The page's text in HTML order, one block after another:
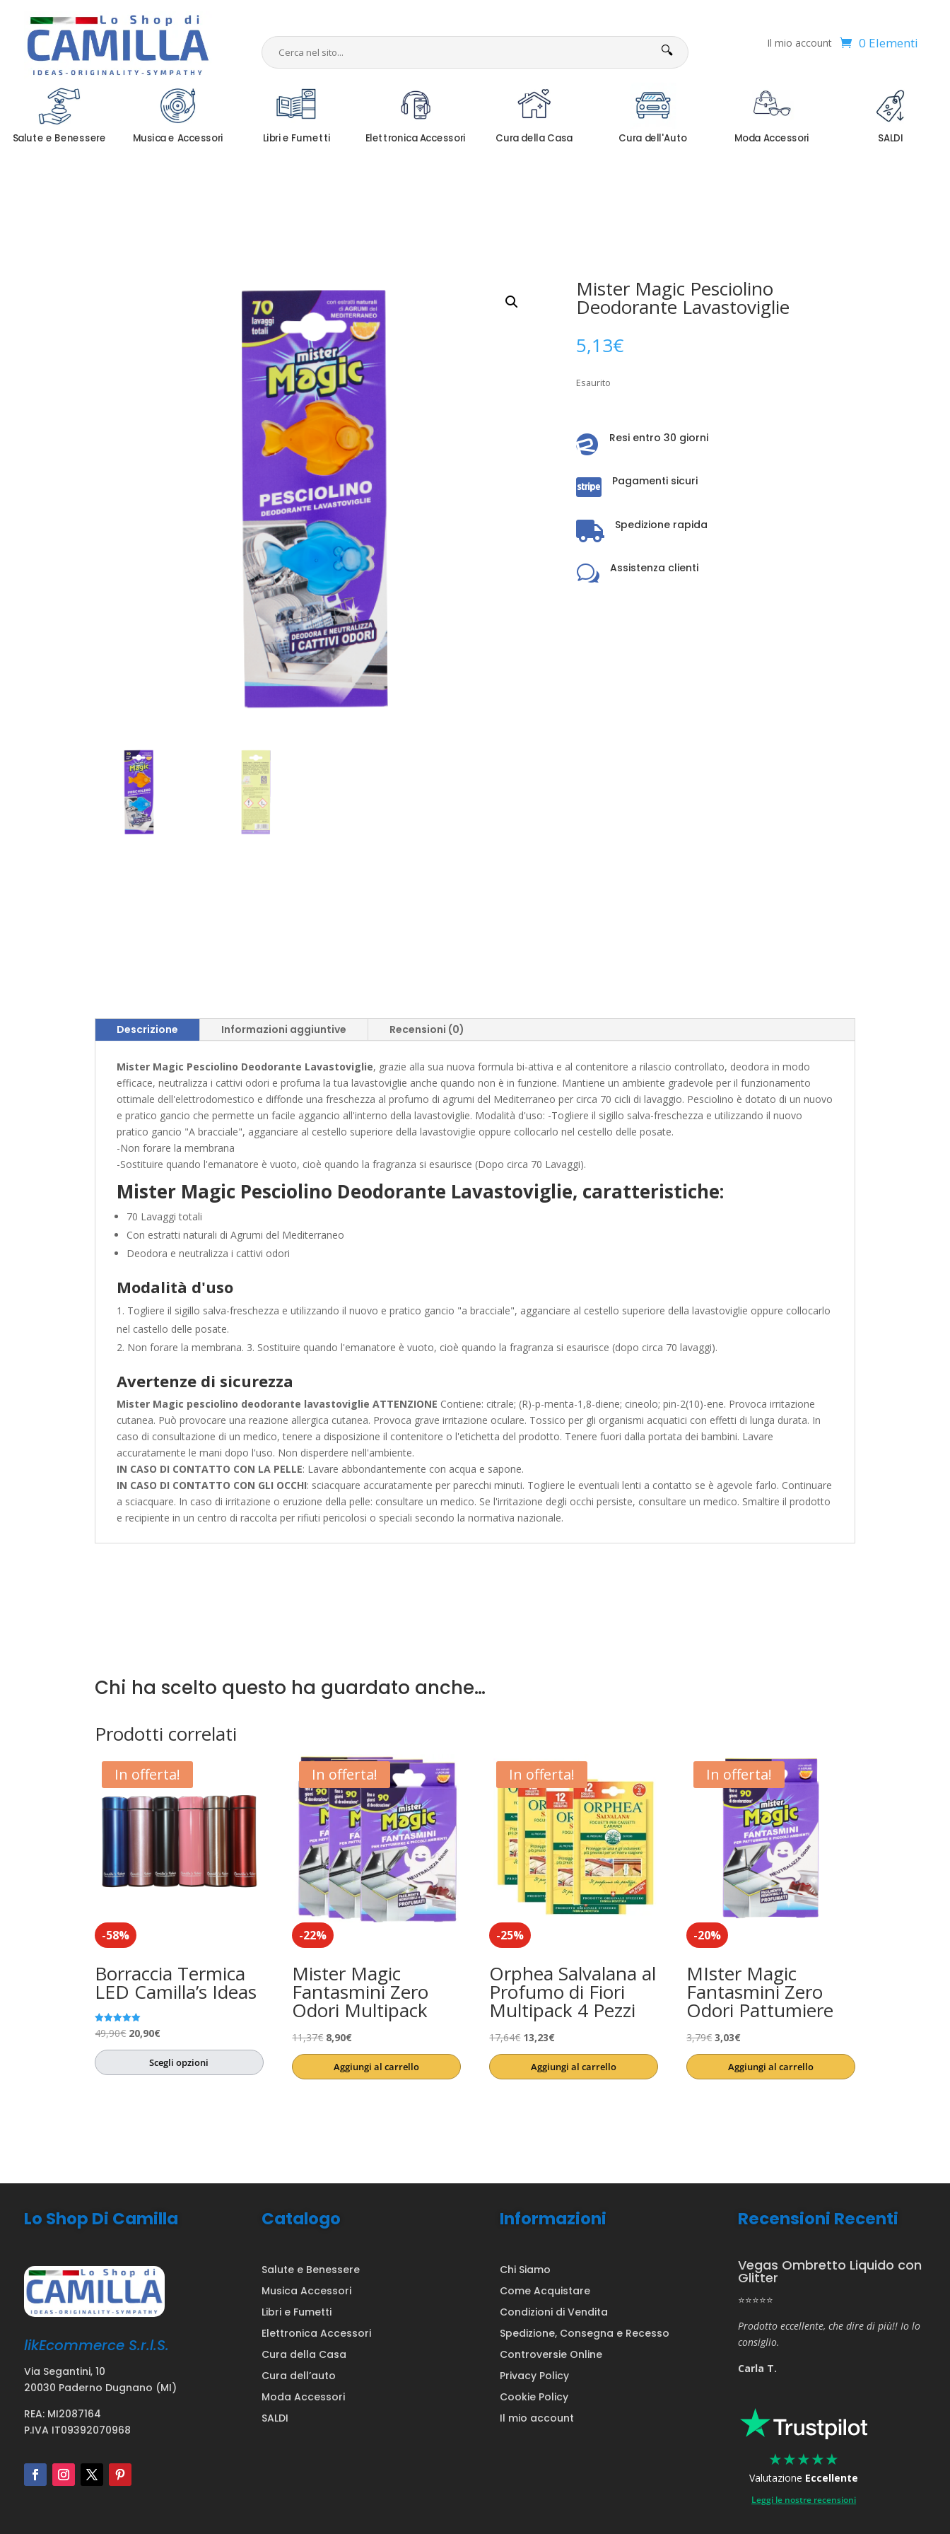
🔍 Il mio account 0 Elementi
Salute e Benessere Musica e Accessori Libri e Fumetti Elettronica Accessori Cura della Casa Cura dell'Auto Moda Accessori SALDI
Mister Magic Pesciolino
Deodorante Lavastoviglie
5,13€
Esaurito
 Resi entro 30 giorni
 Pagamenti sicuri
 Spedizione rapida
w Assistenza clienti
Descrizione Informazioni aggiuntive Recensioni (0)
Mister Magic Pesciolino Deodorante Lavastoviglie, grazie alla sua nuova formula bi-attiva e al contenitore a rilascio controllato, deodora in modo
efficace, neutralizza i cattivi odori e profuma la tua lavastoviglie anche quando non è in funzione. Mantiene un ambiente gradevole per il funzionamento
ottimale dell'elettrodomestico e diffonde una freschezza al profumo di agrumi del Mediterraneo per circa 70 cicli di lavaggio. Pesciolino è dotato di un nuovo
e pratico gancio che permette un facile aggancio all'interno della lavastoviglie. Modalità d'uso: -Togliere il sigillo salva-freschezza e utilizzando il nuovo
pratico gancio "A bracciale", agganciare al cestello superiore della lavastoviglie oppure collocarlo nel cestello delle posate.
-Non forare la membrana
-Sostituire quando l'emanatore è vuoto, cioè quando la fragranza si esaurisce (Dopo circa 70 Lavaggi).
Mister Magic Pesciolino Deodorante Lavastoviglie, caratteristiche:
70 Lavaggi totali
Con estratti naturali di Agrumi del Mediterraneo
Deodora e neutralizza i cattivi odori
Modalità d'uso
Togliere il sigillo salva-freschezza e utilizzando il nuovo e pratico gancio "a bracciale", agganciare al cestello superiore della lavastoviglie oppure collocarlo
nel castello delle posate.
Non forare la membrana. 3. Sostituire quando l'emanatore è vuoto, cioè quando la fragranza si esaurisce (dopo circa 70 lavaggi).
Avertenze di sicurezza
Mister Magic pesciolino deodorante lavastoviglie ATTENZIONE Contiene: citrale; (R)-p-menta-1,8-diene; cineolo; pin-2(10)-ene. Provoca irritazione
cutanea. Può provocare una reazione allergica cutanea. Provoca grave irritazione oculare. Tossico per gli organismi acquatici con effetti di lunga durata. In
caso di consultazione di un medico, tenere a disposizione il contenitore o l'etichetta del prodotto. Tenere fuori dalla portata dei bambini. Lavare
accuratamente le mani dopo l'uso. Non disperdere nell'ambiente.
IN CASO DI CONTATTO CON LA PELLE: Lavare abbondantemente con acqua e sapone.
IN CASO DI CONTATTO CON GLI OCCHI: sciacquare accuratamente per parecchi minuti. Togliere le eventuali lenti a contatto se è agevole farlo. Continuare
a sciacquare. In caso di irritazione o eruzione della pelle: consultare un medico. Se l'irritazione degli occhi persiste, consultare un medico. Smaltire il prodotto
e recipiente in un centro di raccolta per rifiuti pericolosi o speciali secondo la normativa nazionale.
Chi ha scelto questo ha guardato anche…
Prodotti correlati
In offerta!
-58%
Borraccia Termica
LED Camilla’s Ideas
Valutato
5.00
49,90€ Il
prezzo
originale
20,90€Il
prezzo
attuale
Scegli opzioni
In offerta!
-22%
Mister Magic
Fantasmini Zero
Odori Multipack
11,37€ Il
prezzo
originale
8,90€Il
prezzo
attuale
Aggiungi al carrello
In offerta!
-25%
Orphea Salvalana al
Profumo di Fiori
Multipack 4 Pezzi
17,64€ Il
prezzo
originale
13,23€Il
prezzo
attuale
Aggiungi al carrello
In offerta!
-20%
MIster Magic
Fantasmini Zero
Odori Pattumiere
3,79€Il
prezzo
originale
3,03€Il
prezzo
attuale
Aggiungi al carrello
Lo Shop Di Camilla
likEcommerce S.r.l.S.
Via Segantini, 10
20030 Paderno Dugnano (MI)
REA: MI2087164
P.IVA IT09392070968
Catalogo
Salute e Benessere
Musica Accessori
Libri e Fumetti
Elettronica Accessori
Cura della Casa
Cura dell’auto
Moda Accessori
SALDI
Informazioni
Chi Siamo
Come Acquistare
Condizioni di Vendita
Spedizione, Consegna e Recesso
Controversie Online
Privacy Policy
Cookie Policy
Il mio account
Recensioni Recenti
Vegas Ombretto Liquido con
Glitter
⭐⭐⭐⭐⭐
Prodotto eccellente, che dire di più!! Io lo
consiglio.
Carla T.
★★★★★
Valutazione Eccellente
Leggi le nostre recensioni